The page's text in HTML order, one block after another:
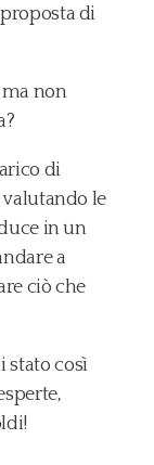
di
non
di
valutando le
in un
a
ciò che
stato così